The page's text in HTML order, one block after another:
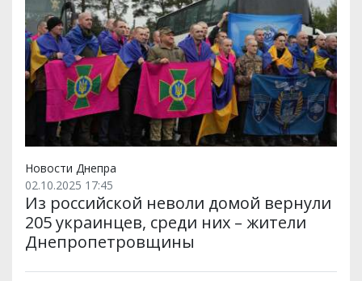
Новости Днепра
02.10.2025 17:45
Из российской неволи домой вернули
205 украинцев, среди них – жители
Днепропетровщины